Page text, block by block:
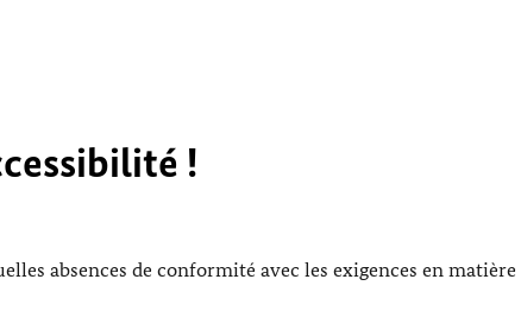
!
absences de conformité avec les exigences en matière